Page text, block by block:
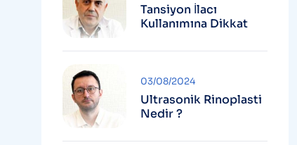
Tansiyon İlacı
Kullanımına Dikkat
Ultrasonik Rinoplasti
Nedir ?
03/08/2024